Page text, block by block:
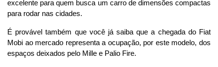
excelente para quem busca um carro de dimensões compactas
para rodar nas cidades.
É provável também que você já saiba que a chegada do Fiat
Mobi ao mercado representa a ocupação, por este modelo, dos
espaços deixados pelo Mille e Palio Fire.